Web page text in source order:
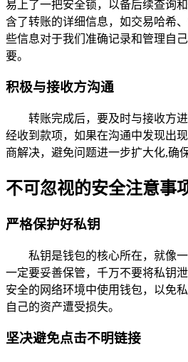
易上了一把安全锁，以备后续查询
含了转账的详细信息，如交易哈希
些信息对于我们准确记录和管理自
要。
积极与接收方沟通
转账完成后，要及时与接收方
经收到款项，如果在沟通中发现出
商解决，避免问题进一步扩大化,确
不可忽视的安全注意事
严格保护好私钥
私钥是钱包的核心所在，就像
一定要妥善保管，千万不要将私钥
安全的网络环境中使用钱包，以免
自己的资产遭受损失。
坚决避免点击不明链接